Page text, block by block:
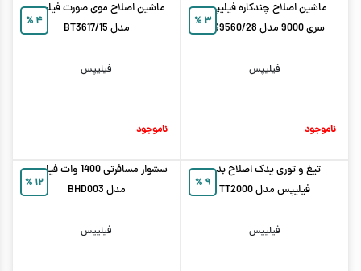
۳ %
ماشین اصلاح چندکاره فیلیپس
سری 9000 مدل MG9560/28
فیلیپس
ناموجود
۴ %
ماشین اصلاح موی صورت فیلیپس
مدل BT3617/15
فیلیپس
ناموجود
۹ %
تیغ و توری یدک اصلاح بدن
فیلیپس مدل TT2000
فیلیپس
۱۲ %
سشوار مسافرتی 1400 وات فیلیپس
مدل BHD003
فیلیپس